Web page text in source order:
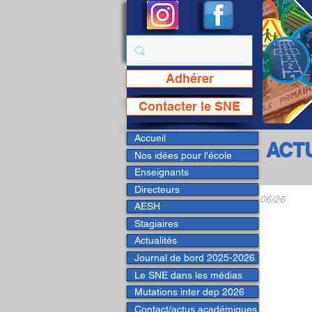
Adhérer
Contacter le SNE
06/26
Page Facebook du SNE
Accueil
Nos idées pour l'école
Enseignants
Directeurs
AESH
Stagiaires
Actualités
Journal de bord 2025-2026
Le SNE dans les médias
Mutations inter dep 2026
Contact/actus académiques